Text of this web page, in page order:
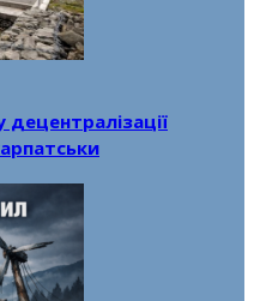
децентралізації